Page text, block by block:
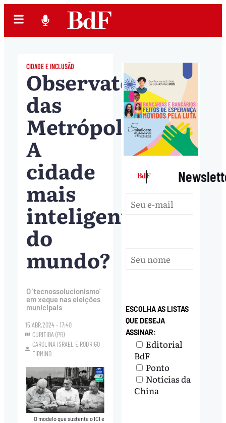
CIDADE E INCLUSÃO
Observatório
das
Metrópoles.
A
cidade
mais
inteligente
do
mundo?
O 'tecnossolucionismo'
em xeque nas eleições
municipais
15.ABR.2024 - 17:40
CURITIBA (PR)
CAROLINA ISRAEL E RODRIGO
FIRMINO
O modelo que sustenta o ICI e
|
ESCOLHA AS LISTAS
QUE DESEJA
ASSINAR:
Editorial
BdF
Ponto
Notícias da
China